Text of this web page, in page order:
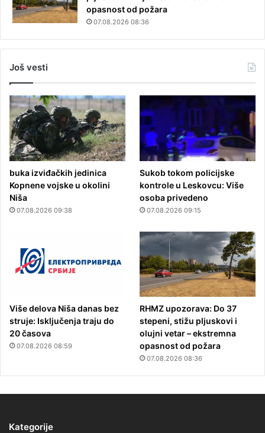
opasnost od požara
07.08.2026 08:36
Još vesti
buka izviđačkih jedinica
Kopnene vojske u okolini
Niša
07.08.2026 09:38
Sukob tokom policijske
kontrole u Leskovcu: Više
osoba privedeno
07.08.2026 09:15
Više delova Niša danas bez
struje: Isključenja traju do
20 časova
07.08.2026 08:59
RHMZ upozorava: Do 37
stepeni, stižu pljuskovi i
olujni vetar – ekstremna
opasnost od požara
07.08.2026 08:36
Kategorije